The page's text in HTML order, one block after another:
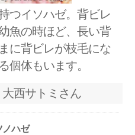
つイソハゼ。背ビレ
魚の時ほど、長い背
に背ビレが枝毛にな
個体もいます。
大西サトミさん
ノハゼ